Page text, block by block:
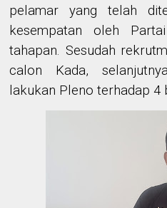
pelamar yang telah
kesempatan oleh
tahapan. Sesudah
calon Kada,
lakukan Pleno terhadap 4